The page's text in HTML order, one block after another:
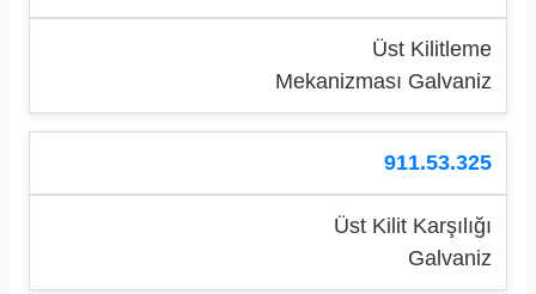
Üst Kilitleme
Mekanizması Galvaniz
911.53.325
Üst Kilit Karşılığı
Galvaniz